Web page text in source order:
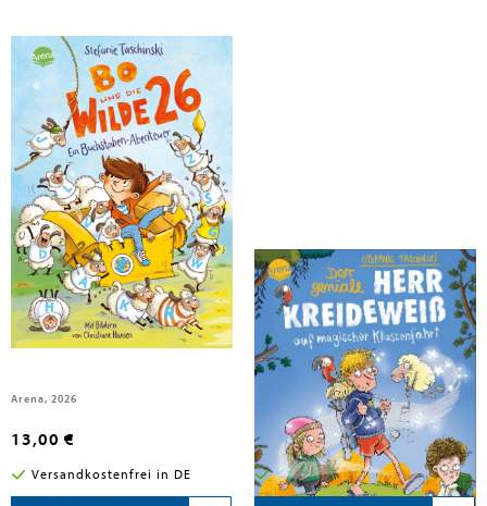
Taschinski, Stefanie
Bo und die Wilde 26. Ein
Buchstaben-Abenteuer
Arena, 2026
13,00 €
Versandkostenfrei in DE
Taschinski, Stefanie
Der geniale Herr Kreideweiß (3).
Der geniale Herr Kreideweiß auf
magischer Klassenfahrt
Band 3
Arena Verlag GmbH, 2025
15,00 €
Versandkostenfrei in DE